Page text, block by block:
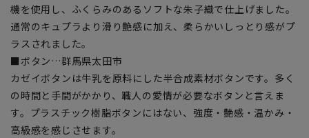
機を使用し、ふくらみのあるソフトな朱子織で仕上げました。
通常のキュプラより滑り艶感に加え、柔らかいしっとり感がプ
ラスされました。
■ボタン…群馬県太田市
カゼイボタンは牛乳を原料にした半合成素材ボタンです。多く
の時間と手間がかかり、職人の愛情が必要なボタンと言えま
す。プラスチック樹脂ボタンにはない、強度・艶感・温かみ・
高級感を感じさせます。